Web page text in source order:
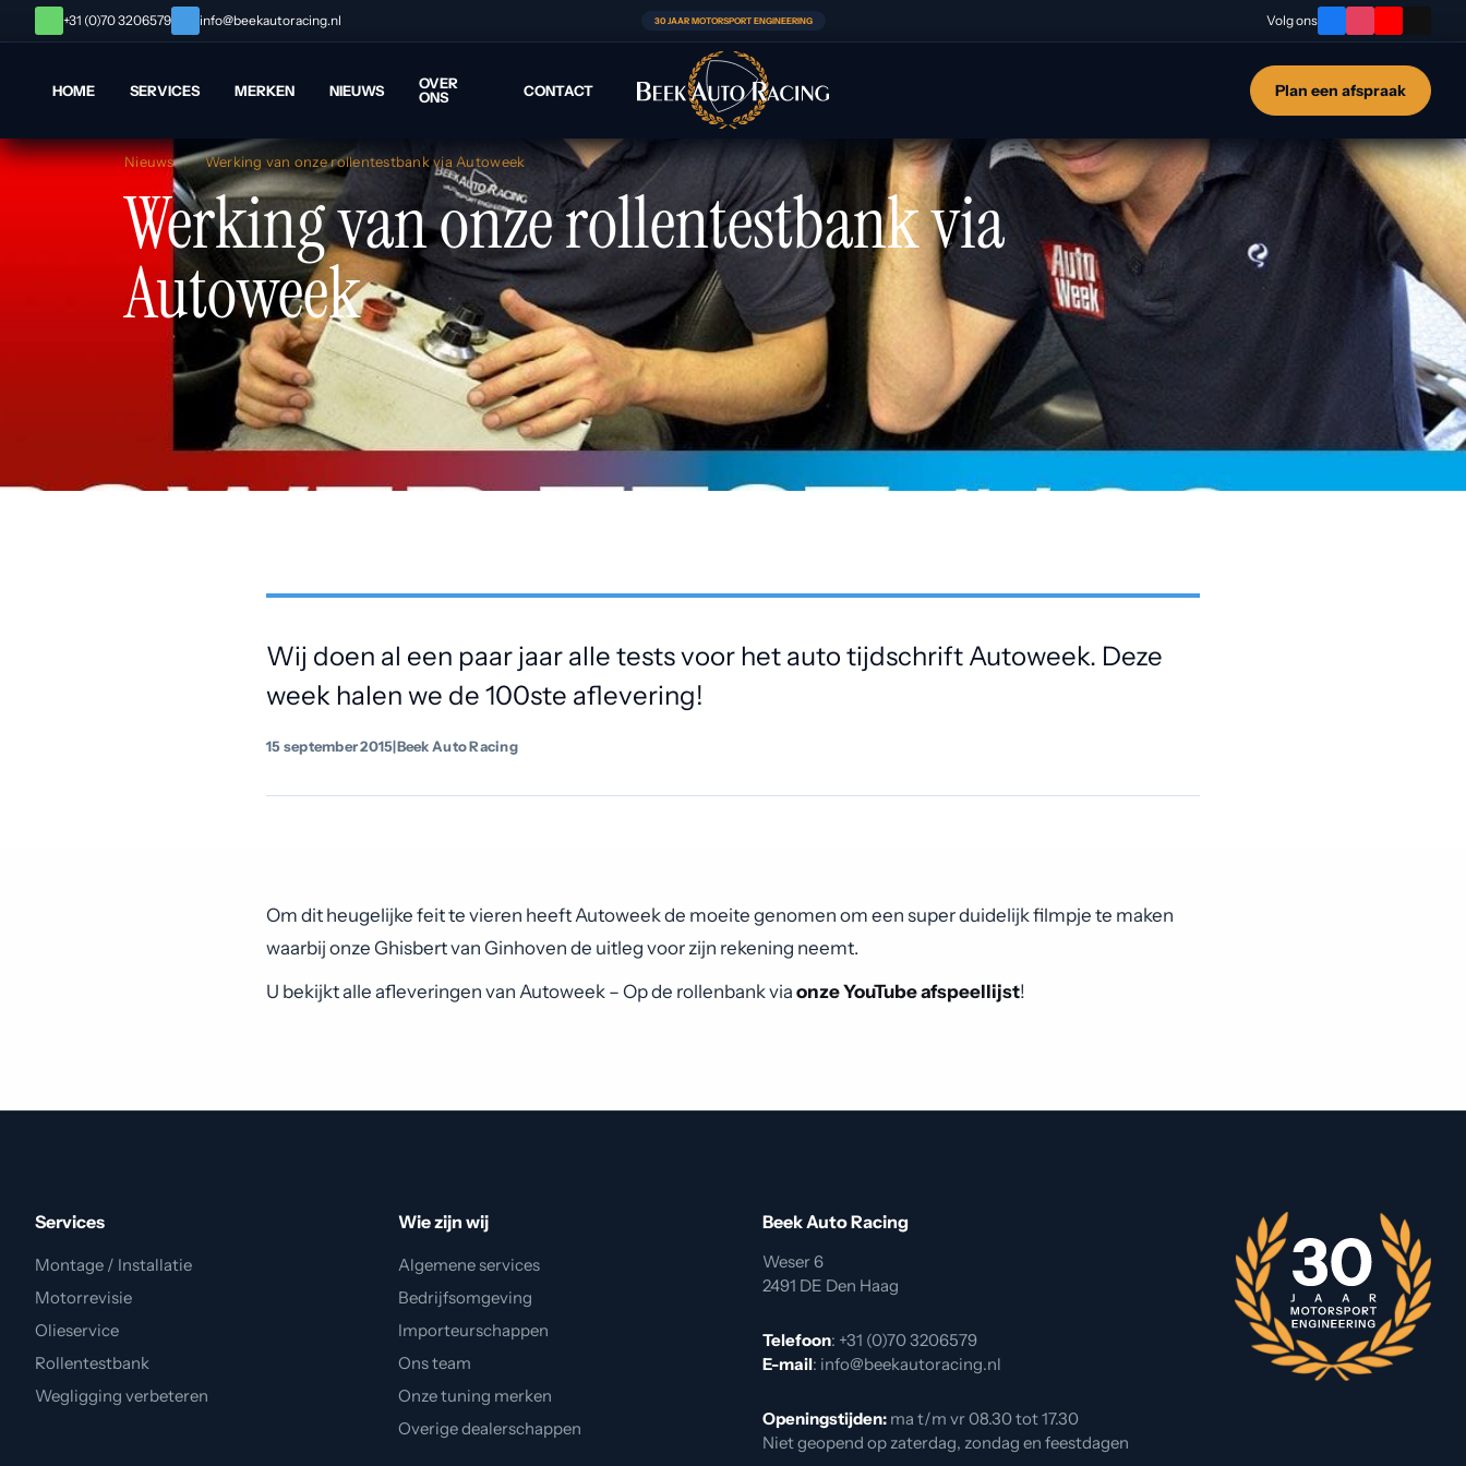
+31 (0)70 3206579 info@beekautoracing.nl 30 JAAR MOTORSPORT ENGINEERING Volg ons
HOME SERVICES MERKEN NIEUWS
OVER
ONS
CONTACT Plan een afspraak
Nieuws Werking van onze rollentestbank via Autoweek
Werking van onze rollentestbank via
Autoweek
Wij doen al een paar jaar alle tests voor het auto tijdschrift Autoweek. Deze
week halen we de 100ste aflevering!
15 september 2015|Beek Auto Racing
Om dit heugelijke feit te vieren heeft Autoweek de moeite genomen om een super duidelijk filmpje te maken
waarbij onze Ghisbert van Ginhoven de uitleg voor zijn rekening neemt.
U bekijkt alle afleveringen van Autoweek – Op de rollenbank via onze YouTube afspeellijst!
Services
Montage / Installatie
Motorrevisie
Olieservice
Rollentestbank
Wegligging verbeteren
Wie zijn wij
Algemene services
Bedrijfsomgeving
Importeurschappen
Ons team
Onze tuning merken
Overige dealerschappen
Beek Auto Racing
Weser 6
2491 DE Den Haag
Telefoon: +31 (0)70 3206579
E-mail: info@beekautoracing.nl
Openingstijden:ma t/m vr 08.30 tot 17.30
Niet geopend op zaterdag, zondag en feestdagen